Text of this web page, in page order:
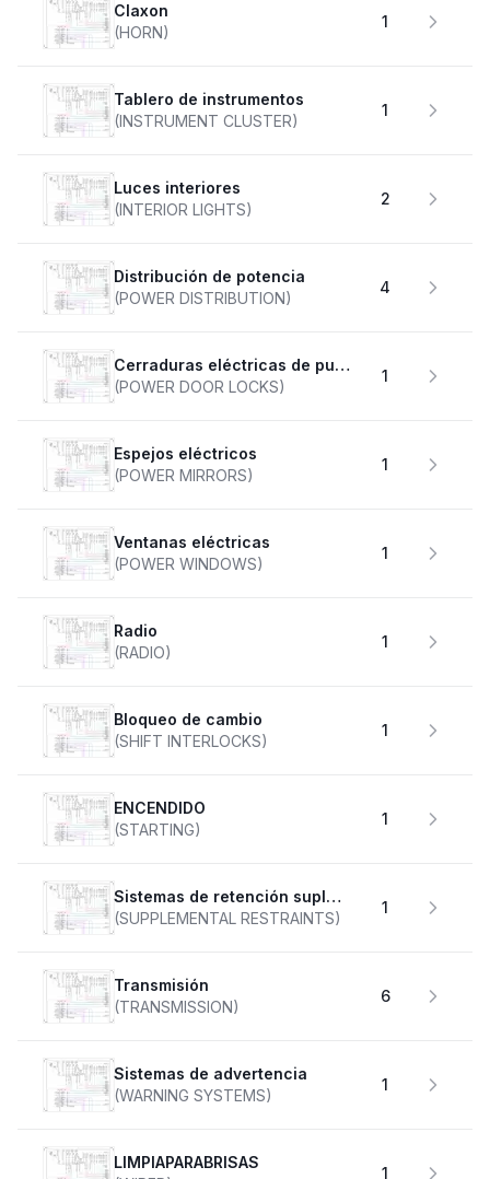
claxon
(HORN)
1
Tablero de instrumentos
(INSTRUMENT CLUSTER)
1
Luces interiores
(INTERIOR LIGHTS)
2
Distribución de potencia
(POWER DISTRIBUTION)
4
Cerraduras eléctricas de puertas
(POWER DOOR LOCKS)
1
Espejos eléctricos
(POWER MIRRORS)
1
Ventanas eléctricas
(POWER WINDOWS)
1
Radio
(RADIO)
1
Bloqueo de cambio
(SHIFT INTERLOCKS)
1
ENCENDIDO
(STARTING)
1
Sistemas de retención suplementarios
(SUPPLEMENTAL RESTRAINTS)
1
transmisión
(TRANSMISSION)
6
Sistemas de advertencia
(WARNING SYSTEMS)
1
LIMPIAPARABRISAS
1